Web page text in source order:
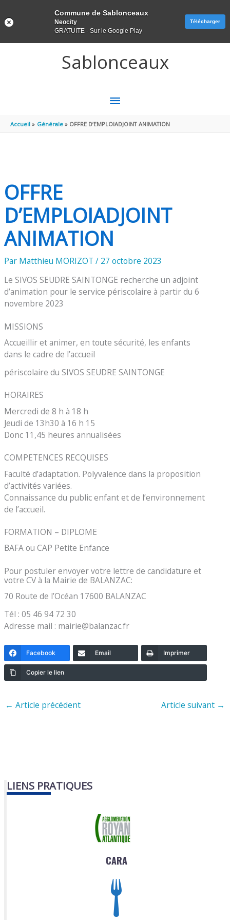
Sablonceaux
MENU
PRINCIPAL
Accueil Générale OFFRE D’EMPLOIADJOINT ANIMATION
OFFRE
D’EMPLOIADJOINT
ANIMATION
Par Matthieu MORIZOT/ 27 octobre 2023
Le SIVOS SEUDRE SAINTONGE recherche un adjoint
d’animation pour le service périscolaire à partir du 6
novembre 2023
MISSIONS
Accueillir et animer, en toute sécurité, les enfants
dans le cadre de l’accueil
périscolaire du SIVOS SEUDRE SAINTONGE
HORAIRES
Mercredi de 8 h à 18 h
Jeudi de 13h30 à 16 h 15
Donc 11,45 heures annualisées
COMPETENCES RECQUISES
Faculté d’adaptation. Polyvalence dans la proposition
d’activités variées.
Connaissance du public enfant et de l’environnement
de l’accueil.
FORMATION – DIPLOME
BAFA ou CAP Petite Enfance
Pour postuler envoyer votre lettre de candidature et
votre CV à la Mairie de BALANZAC:
70 Route de l’Océan 17600 BALANZAC
Tél : 05 46 94 72 30
Adresse mail : mairie@balanzac.fr
Facebook Email Imprimer
Copier le lien
← Article précédent Article suivant →
LIENS PRATIQUES
CARA
Commune de Sablonceaux
Neocity
GRATUITE - Sur le Google Play
Télécharger